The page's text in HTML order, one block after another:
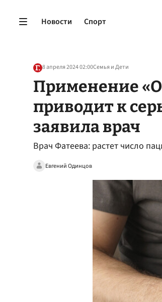
Новости Спорт
8 апреля 2024 02:00Семья и Дети
Применение
приводит к
заявила врач
Врач Фатеева: растет число
Евгений Одинцов